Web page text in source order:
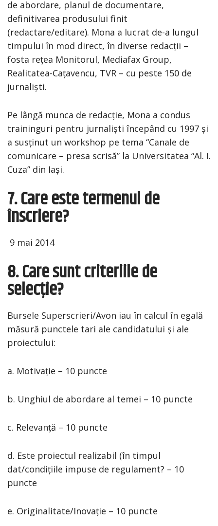
de abordare, planul de documentare,
definitivarea produsului finit
(redactare/editare). Mona a lucrat de-a lungul
timpului în mod direct, în diverse redacții –
fosta rețea Monitorul, Mediafax Group,
Realitatea-Cațavencu, TVR – cu peste 150 de
jurnaliști.
Pe lângă munca de redacție, Mona a condus
traininguri pentru jurnaliști începând cu 1997 și
a susținut un workshop pe tema “Canale de
comunicare – presa scrisă” la Universitatea “Al. I.
Cuza” din Iași.
7. Care este termenul de
înscriere?
9 mai 2014
8. Care sunt criteriile de
selecție?
Bursele Superscrieri/Avon iau în calcul în egală
măsură punctele tari ale candidatului și ale
proiectului:
a. Motivație – 10 puncte
b. Unghiul de abordare al temei – 10 puncte
c. Relevanță – 10 puncte
d. Este proiectul realizabil (în timpul
dat/condițiile impuse de regulament? – 10
puncte
e. Originalitate/Inovație – 10 puncte